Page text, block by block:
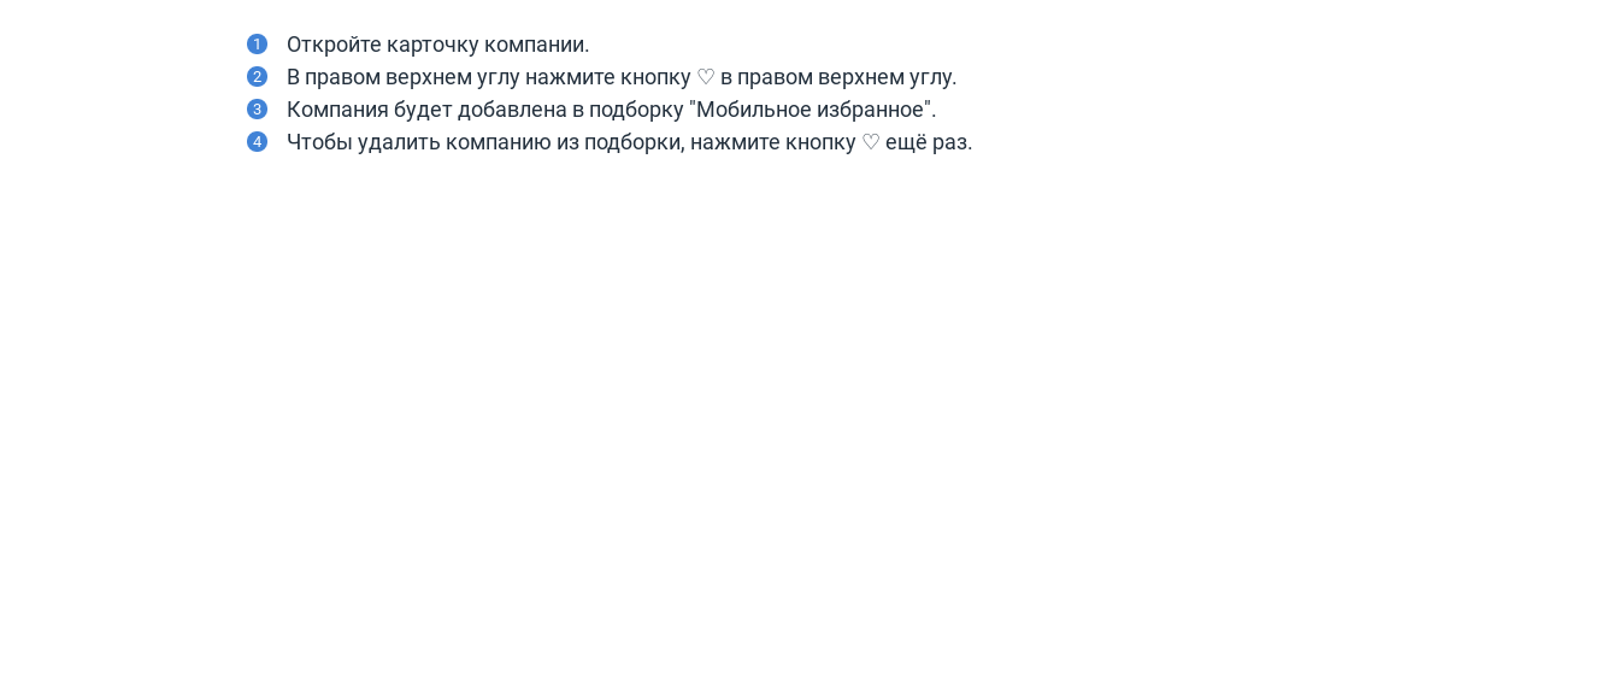
Откройте карточку компании.
В правом верхнем углу нажмите кнопку ♡ в правом верхнем углу.
Компания будет добавлена в подборку "Мобильное избранное".
Чтобы удалить компанию из подборки, нажмите кнопку ♡ ещё раз.